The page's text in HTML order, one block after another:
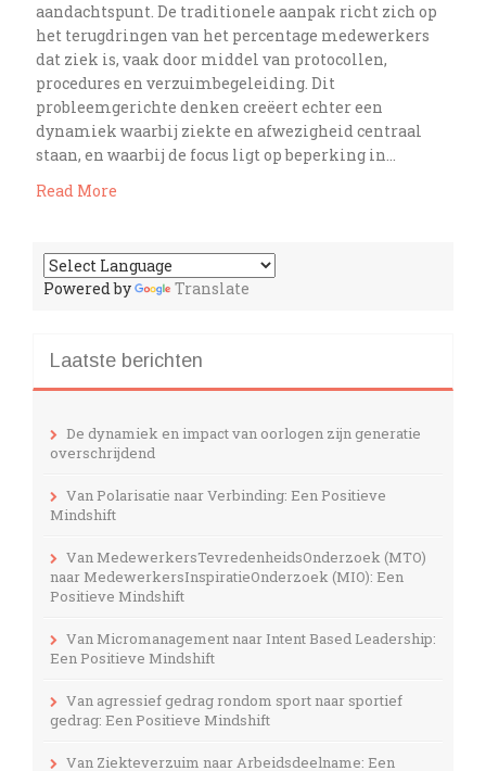
aandachtspunt. De traditionele aanpak richt zich op
het terugdringen van het percentage medewerkers
dat ziek is, vaak door middel van protocollen,
procedures en verzuimbegeleiding. Dit
probleemgerichte denken creëert echter een
dynamiek waarbij ziekte en afwezigheid centraal
staan, en waarbij de focus ligt op beperking in…
Read More
Powered by Translate
Laatste berichten
De dynamiek en impact van oorlogen zijn generatie
overschrijdend
Van Polarisatie naar Verbinding: Een Positieve
Mindshift
Van MedewerkersTevredenheidsOnderzoek (MTO)
naar MedewerkersInspiratieOnderzoek (MIO): Een
Positieve Mindshift
Van Micromanagement naar Intent Based Leadership:
Een Positieve Mindshift
Van agressief gedrag rondom sport naar sportief
gedrag: Een Positieve Mindshift
Van Ziekteverzuim naar Arbeidsdeelname: Een